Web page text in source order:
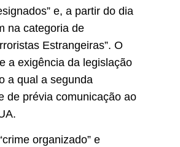
e, a partir do dia
na categoria de
Estrangeiras”. O
a exigência da legislação
a qual a segunda
de prévia comunicação ao
organizado” e